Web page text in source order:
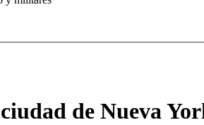
de Nueva